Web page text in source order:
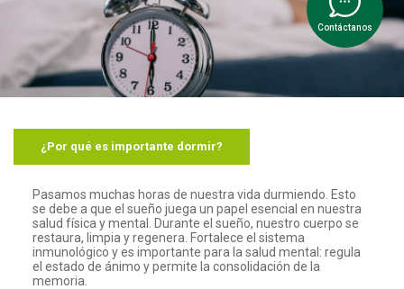
¿Por qué es importante dormir?
Pasamos muchas horas de nuestra vida durmiendo. Esto
se debe a que el sueño juega un papel esencial en nuestra
salud física y mental. Durante el sueño, nuestro cuerpo se
restaura, limpia y regenera. Fortalece el sistema
inmunológico y es importante para la salud mental: regula
el estado de ánimo y permite la consolidación de la
memoria.
Contáctanos